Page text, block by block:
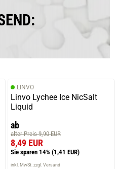
LINVO
Linvo Lychee Ice NicSalt
Liquid
ab
alter Preis 9,90 EUR
8,49 EUR
Sie sparen 14% (1,41 EUR)
inkl. MwSt. zzgl. Versand